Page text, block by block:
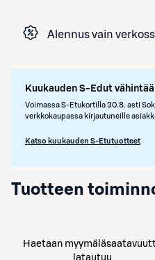
Alennus vain
Kuukauden S-Edut
Voimassa S-Etukortilla 30.8. asti
verkkokaupassa kirjautuneille
Katso kuukauden S-Etutuotteet
Tuotteen
Haetaan
latautuu